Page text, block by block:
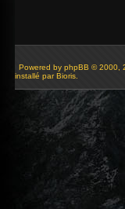
Powered by phpBB © 2000,
installé par Bioris.